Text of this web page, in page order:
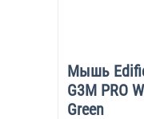
Мышь
G3M PRO
Green